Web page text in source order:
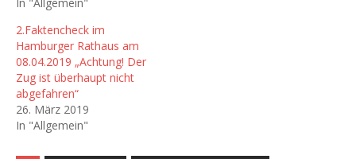
2.Faktencheck im
Hamburger Rathaus am
08.04.2019 „Achtung! Der
Zug ist überhaupt nicht
abgefahren“
26. März 2019
In "Allgemein"